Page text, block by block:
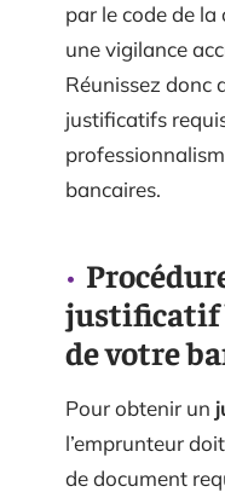
par le code de
une vigilance
Réunissez donc
justificatifs
bancaires.
justificatif
de votre
Pour obtenir un
l’emprunteur
de document